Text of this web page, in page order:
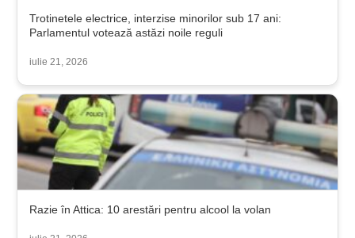
Trotinetele electrice, interzise minorilor sub 17 ani:
Parlamentul votează astăzi noile reguli
iulie 21, 2026
Razie în Attica: 10 arestări pentru alcool la volan